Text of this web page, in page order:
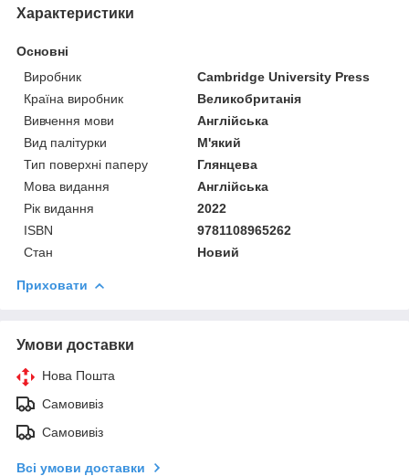
Характеристики
Основні
Виробник
Cambridge University Press
Країна виробник
Великобританія
Вивчення мови
Англійська
Вид палітурки
М'який
Тип поверхні паперу
Глянцева
Мова видання
Англійська
Рік видання
2022
ISBN
9781108965262
Стан
Новий
Приховати
Умови доставки
Нова Пошта
Самовивіз
Самовивіз
Всі умови доставки